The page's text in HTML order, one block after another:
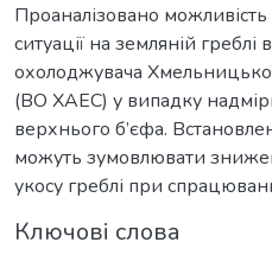
Проаналізовано
ситуації на земляній
охолоджувача
(ВО ХАЕС) у випадку
верхнього б’єфа.
можуть зумовлювати
укосу греблі при
Ключові слова